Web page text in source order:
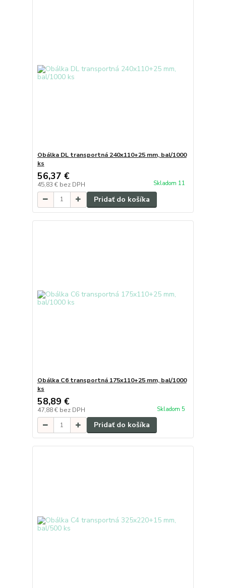
Obálka DL transportná 240x110+25 mm, bal/1000
ks
56,37 €
45,83 € bez DPH Skladom 11
Pridať do košíka
Obálka C6 transportná 175x110+25 mm, bal/1000
ks
58,89 €
47,88 € bez DPH Skladom 5
Pridať do košíka